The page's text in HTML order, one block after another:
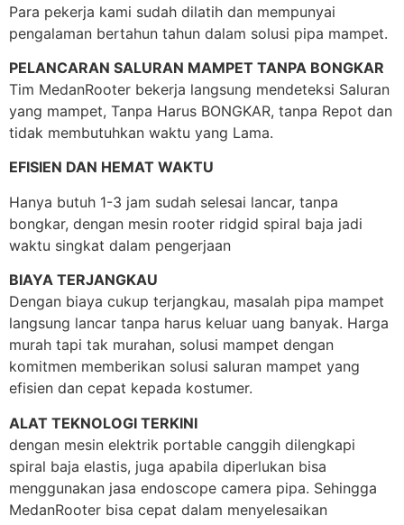
Para pekerja kami sudah dilatih dan mempunyai
pengalaman bertahun tahun dalam solusi pipa mampet.
PELANCARAN SALURAN MAMPET TANPA BONGKAR
Tim MedanRooter bekerja langsung mendeteksi Saluran
yang mampet, Tanpa Harus BONGKAR, tanpa Repot dan
tidak membutuhkan waktu yang Lama.
EFISIEN DAN HEMAT WAKTU
Hanya butuh 1-3 jam sudah selesai lancar, tanpa
bongkar, dengan mesin rooter ridgid spiral baja jadi
waktu singkat dalam pengerjaan
BIAYA TERJANGKAU
Dengan biaya cukup terjangkau, masalah pipa mampet
langsung lancar tanpa harus keluar uang banyak. Harga
murah tapi tak murahan, solusi mampet dengan
komitmen memberikan solusi saluran mampet yang
efisien dan cepat kepada kostumer.
ALAT TEKNOLOGI TERKINI
dengan mesin elektrik portable canggih dilengkapi
spiral baja elastis, juga apabila diperlukan bisa
menggunakan jasa endoscope camera pipa. Sehingga
MedanRooter bisa cepat dalam menyelesaikan